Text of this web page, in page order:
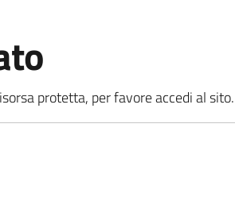
protetta, per favore accedi al sito.